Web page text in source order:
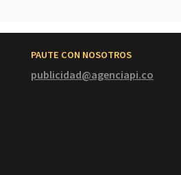
PAUTE CON NOSOTROS
publicidad@agenciapi.co